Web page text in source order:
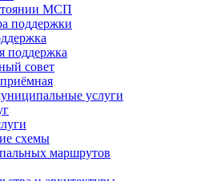
МСП
поддержки
поддержка
совет
услуги
схемы
маршрутов